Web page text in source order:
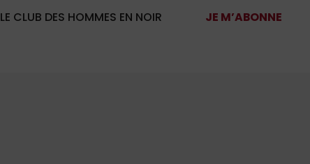
LE CLUB DES HOMMES EN NOIR JE M’ABONNE